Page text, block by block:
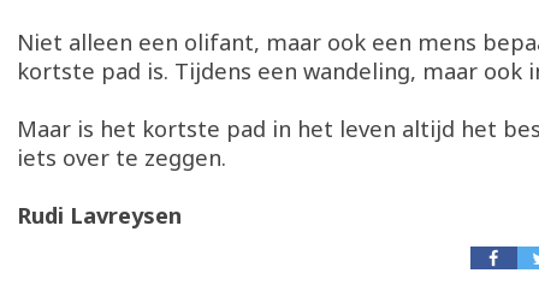
Niet alleen een olifant, maar ook een mens
kortste pad is. Tijdens een wandeling, maar ook
Maar is het kortste pad in het leven altijd het
iets over te zeggen.
Rudi Lavreysen